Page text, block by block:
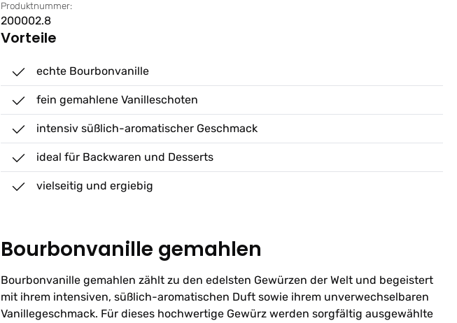
Produktnummer:
200002.8
Vorteile
echte Bourbonvanille
fein gemahlene Vanilleschoten
intensiv süßlich-aromatischer Geschmack
ideal für Backwaren und Desserts
vielseitig und ergiebig
Bourbonvanille gemahlen
Bourbonvanille gemahlen zählt zu den edelsten Gewürzen der Welt und begeistert
mit ihrem intensiven, süßlich-aromatischen Duft sowie ihrem unverwechselbaren
Vanillegeschmack. Für dieses hochwertige Gewürz werden sorgfältig ausgewählte